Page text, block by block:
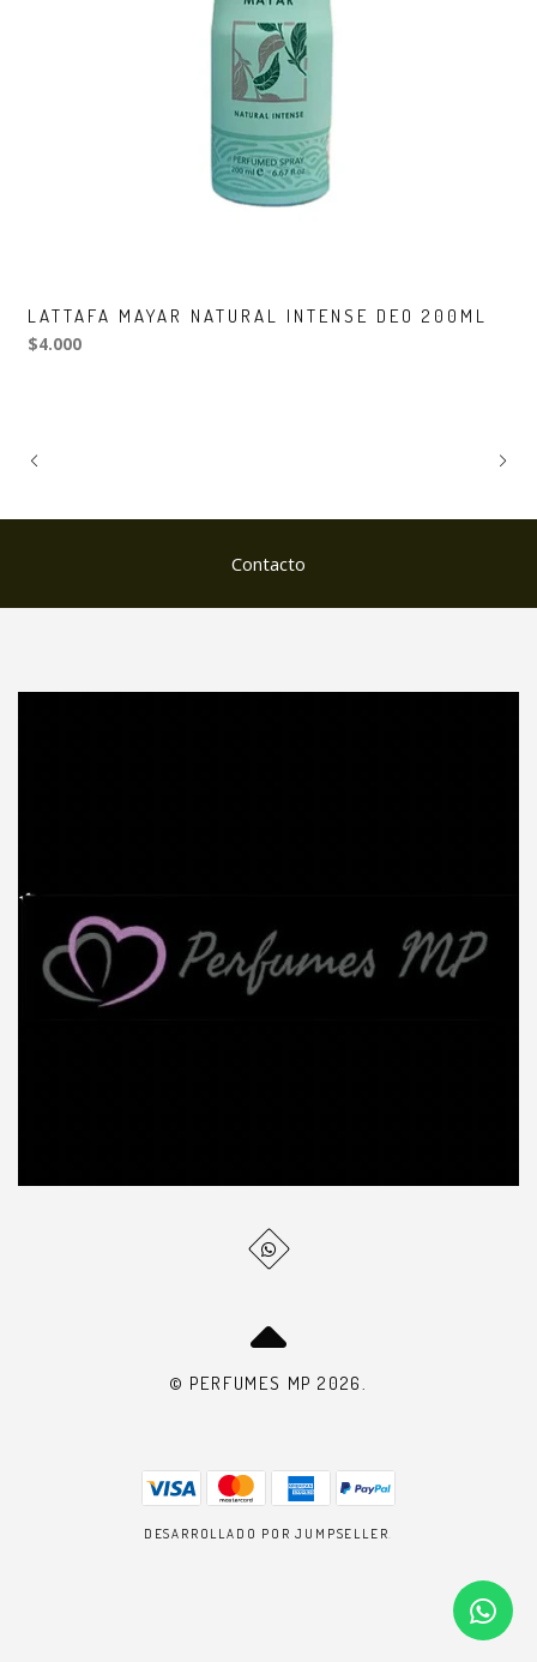
LATTAFA MAYAR NATURAL INTENSE DEO 200ML
$4.000
Contacto
© PERFUMES MP 2026.
DESARROLLADO POR JUMPSELLER